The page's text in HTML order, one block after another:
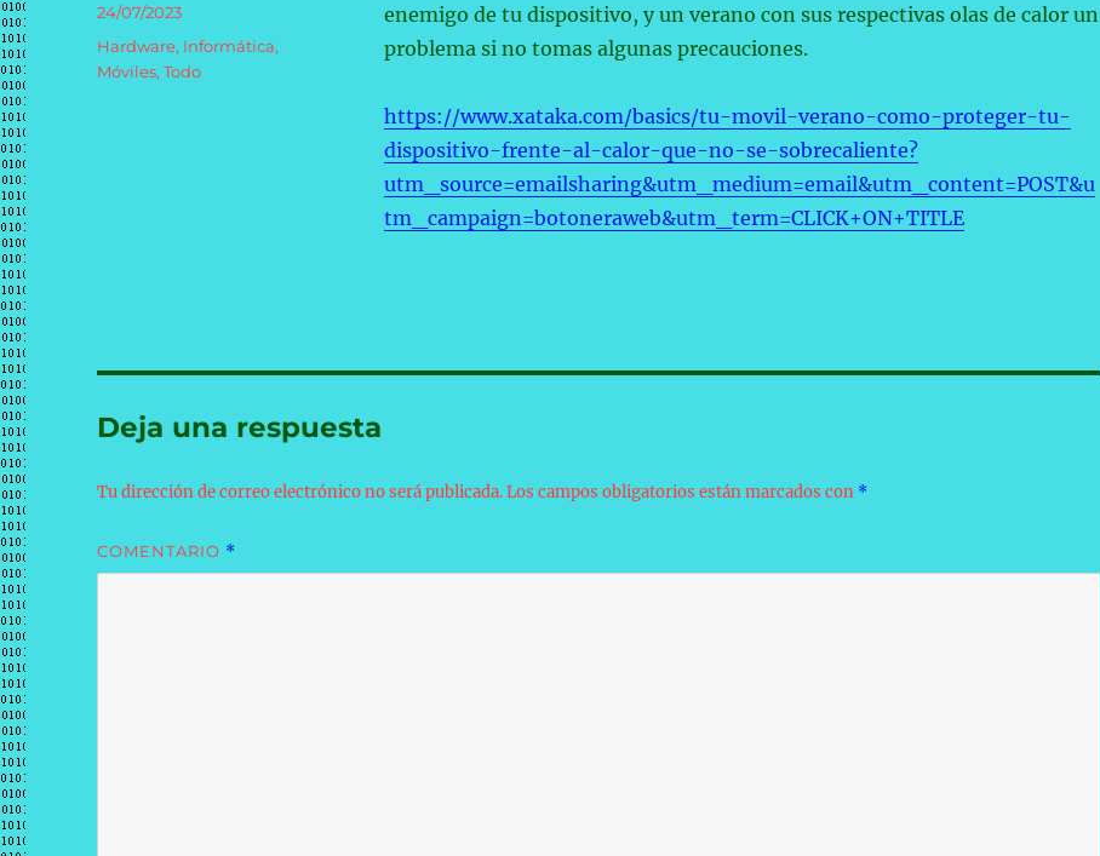
enemigo de tu dispositivo, y un verano con sus respectivas olas de calor un
problema si no tomas algunas precauciones.
https://www.xataka.com/basics/tu-movil-verano-como-proteger-tu-
dispositivo-frente-al-calor-que-no-se-sobrecaliente?
utm_source=emailsharing&utm_medium=email&utm_content=POST&u
tm_campaign=botoneraweb&utm_term=CLICK+ON+TITLE
Publicado
24/07/2023
Categorías
Hardware, Informática,
Móviles,Todo
Deja una respuesta
Tu dirección de correo electrónico no será publicada.Los campos obligatorios están marcados con *
COMENTARIO *